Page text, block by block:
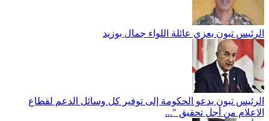
الرئيس تبون يعزي عائلة اللواء جمال بوزيد
الرئيس تبون يدعو الحكومة إلى توفير كل وسائل الدعم لقطاع
الاعلام من أجل تحقيق "...